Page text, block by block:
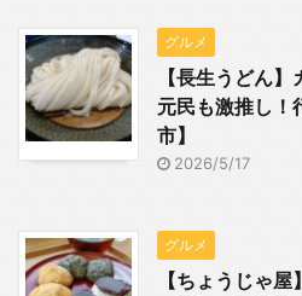
グルメ
【長生うどん
元民も激推し！
市】
2026/5/17
グルメ
【ちょうじゃ